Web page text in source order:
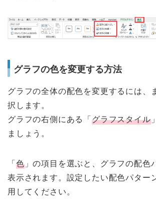
グラフの色を変更する方法
グラフの全体の配色を変更するには、
択します。
グラフの右側にある「グラフスタイル
ましょう。
「色」の項目を選ぶと、グラフの配色
表示されます。設定したい配色パター
用してください。